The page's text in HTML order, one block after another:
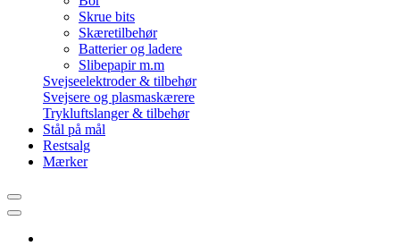
Skrue bits
Skæretilbehør
Batterier og ladere
Slibepapir m.m
Svejseelektroder & tilbehør
Svejsere og plasmaskærere
Trykluftslanger & tilbehør
Stål på mål
Restsalg
Mærker